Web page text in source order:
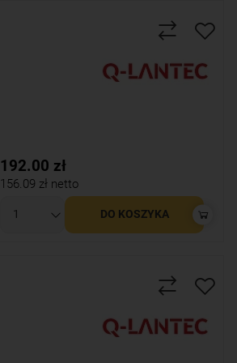
192.00 zł
156.09 zł netto
DO KOSZYKA